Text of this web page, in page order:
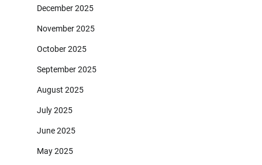
December 2025
November 2025
October 2025
September 2025
August 2025
July 2025
June 2025
May 2025